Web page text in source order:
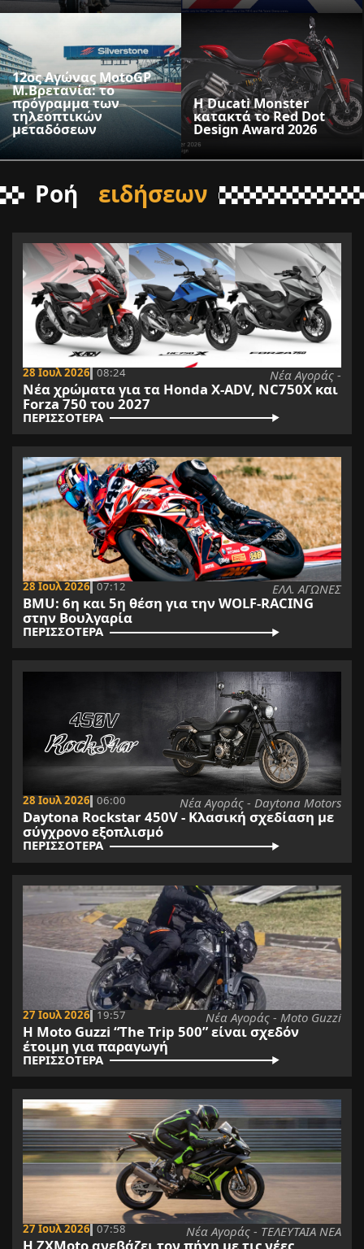
12ος Αγώνας MotoGP
M.Βρετανία: το
πρόγραμμα των
τηλεοπτικών
μεταδόσεων
Η Ducati Monster
κατακτά το Red Dot
Design Award 2026
Ροή ειδήσεων
28 Ιουλ 2026 08:24 Νέα Αγοράς -
Νέα χρώματα για τα Honda X-ADV, NC750X και
Forza 750 του 2027
ΠΕΡΙΣΣΟΤΕΡΑ
28 Ιουλ 2026 07:12 ΕΛΛ. ΑΓΩΝΕΣ
BMU: 6η και 5η θέση για την WOLF-RACING
στην Βουλγαρία
ΠΕΡΙΣΣΟΤΕΡΑ
28 Ιουλ 2026 06:00 Νέα Αγοράς - Daytona Motors
Daytona Rockstar 450V - Kλασική σχεδίαση με
σύγχρονο εξοπλισμό
ΠΕΡΙΣΣΟΤΕΡΑ
27 Ιουλ 2026 19:57 Νέα Αγοράς - Moto Guzzi
Η Moto Guzzi “The Trip 500” είναι σχεδόν
έτοιμη για παραγωγή
ΠΕΡΙΣΣΟΤΕΡΑ
27 Ιουλ 2026 07:58 Νέα Αγοράς - ΤΕΛΕΥΤΑΙΑ ΝΕΑ
Η ZXMoto ανεβάζει τον πήχη με τις νέες